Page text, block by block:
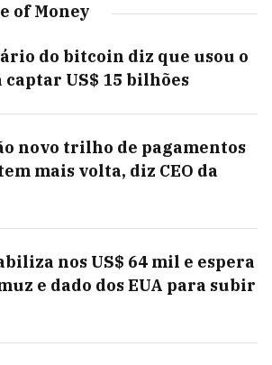
of Money
do bitcoin diz que usou o
captar US$ 15 bilhões
novo trilho de pagamentos
mais volta, diz CEO da
nos US$ 64 mil e espera
e dado dos EUA para subir